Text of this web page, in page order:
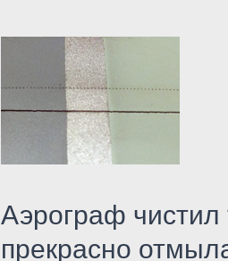
Аэрограф чистил
прекрасно